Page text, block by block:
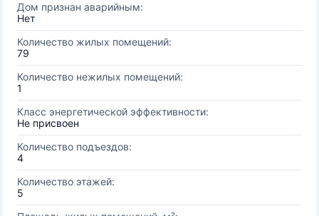
Дом признан аварийным:
Нет
Количество жилых помещений:
79
Количество нежилых помещений:
1
Класс энергетической эффективности:
Не присвоен
Количество подъездов:
4
Количество этажей:
5